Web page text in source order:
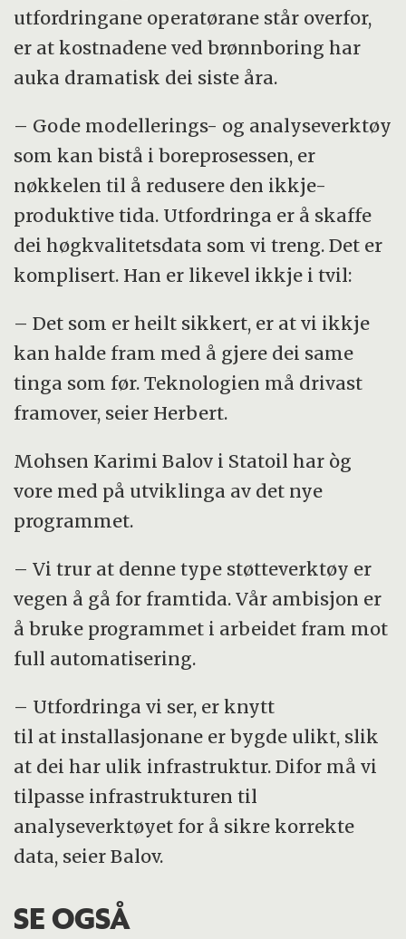
utfordringane operatørane står overfor,
er at kostnadene ved brønnboring har
auka dramatisk dei siste åra.
– Gode modellerings- og analyseverktøy
som kan bistå i boreprosessen, er
nøkkelen til å redusere den ikkje-
produktive tida. Utfordringa er å skaffe
dei høgkvalitetsdata som vi treng. Det er
komplisert. Han er likevel ikkje i tvil:
– Det som er heilt sikkert, er at vi ikkje
kan halde fram med å gjere dei same
tinga som før. Teknologien må drivast
framover, seier Herbert.
Mohsen Karimi Balov i Statoil har òg
vore med på utviklinga av det nye
programmet.
– Vi trur at denne type støtteverktøy er
vegen å gå for framtida. Vår ambisjon er
å bruke programmet i arbeidet fram mot
full automatisering.
– Utfordringa vi ser, er knytt
til at installasjonane er bygde ulikt, slik
at dei har ulik infrastruktur. Difor må vi
tilpasse infrastrukturen til
analyseverktøyet for å sikre korrekte
data, seier Balov.
SE OGSÅ